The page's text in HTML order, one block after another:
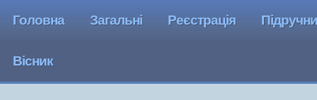
Головна Загальні Реєстрація
Вісник